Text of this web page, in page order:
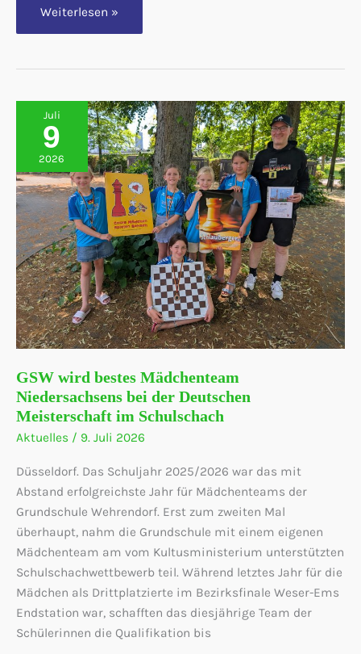
Wehrendorfer
auch
mit
der
Deutschen
Meisterschaft
im
Schulschach
Weiterlesen »
Juli
9
2026
GSW wird bestes Mädchenteam
Niedersachsens bei der Deutschen
Meisterschaft im Schulschach
Aktuelles / 9. Juli 2026
Düsseldorf. Das Schuljahr 2025/2026 war das mit
Abstand erfolgreichste Jahr für Mädchenteams der
Grundschule Wehrendorf. Erst zum zweiten Mal
überhaupt, nahm die Grundschule mit einem eigenen
Mädchenteam am vom Kultusministerium unterstützten
Schulschachwettbewerb teil. Während letztes Jahr für die
Mädchen als Drittplatzierte im Bezirksfinale Weser-Ems
Endstation war, schafften das diesjährige Team der
Schülerinnen die Qualifikation bis